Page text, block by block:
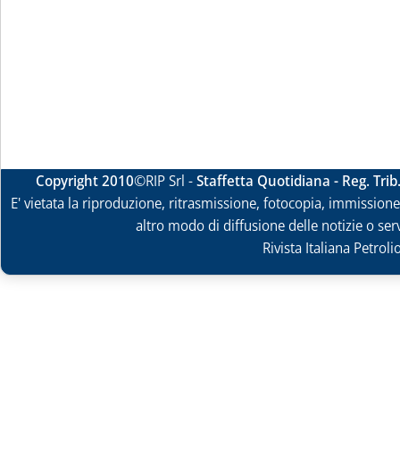
Copyright 2010©RIP Srl -Staffetta Quotidiana - Reg.
E' vietata la riproduzione, ritrasmissione, fotocopia,
altro modo di diffusione delle notizie o
Rivista Italiana